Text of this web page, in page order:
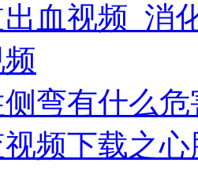
出血视频_消
弯有什么
频下载之